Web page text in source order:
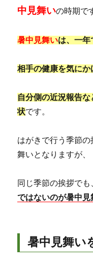
中見舞いの時期で
暑中見舞いは、一年
相手の健康を気にか
自分側の近況報告
状です。
はがきで行う季節
舞いとなりますが、
同じ季節の挨拶でも
ではないのが暑中見
暑中見舞い